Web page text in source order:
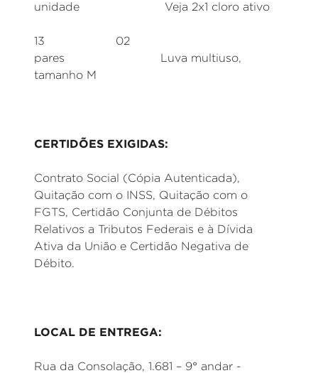
unidade Veja 2x1 cloro ativo
13 02
pares Luva multiuso,
tamanho M
CERTIDÕES EXIGIDAS:
Contrato Social (Cópia Autenticada),
Quitação com o INSS, Quitação com o
FGTS, Certidão Conjunta de Débitos
Relativos a Tributos Federais e à Dívida
Ativa da União e Certidão Negativa de
Débito.
LOCAL DE ENTREGA:
Rua da Consolação, 1.681 – 9° andar -